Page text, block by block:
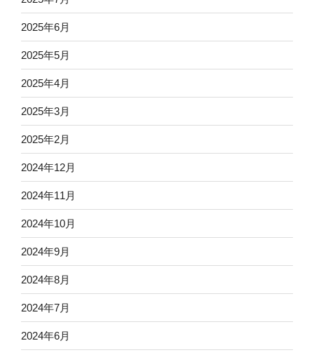
2025年6月
2025年5月
2025年4月
2025年3月
2025年2月
2024年12月
2024年11月
2024年10月
2024年9月
2024年8月
2024年7月
2024年6月